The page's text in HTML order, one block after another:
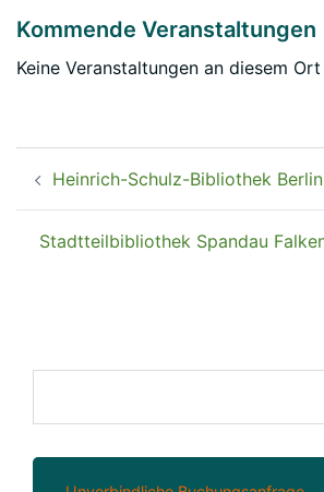
Kommende Veranstaltungen
Keine Veranstaltungen an diesem Ort
Heinrich-Schulz-Bibliothek
Stadtteilbibliothek Spandau